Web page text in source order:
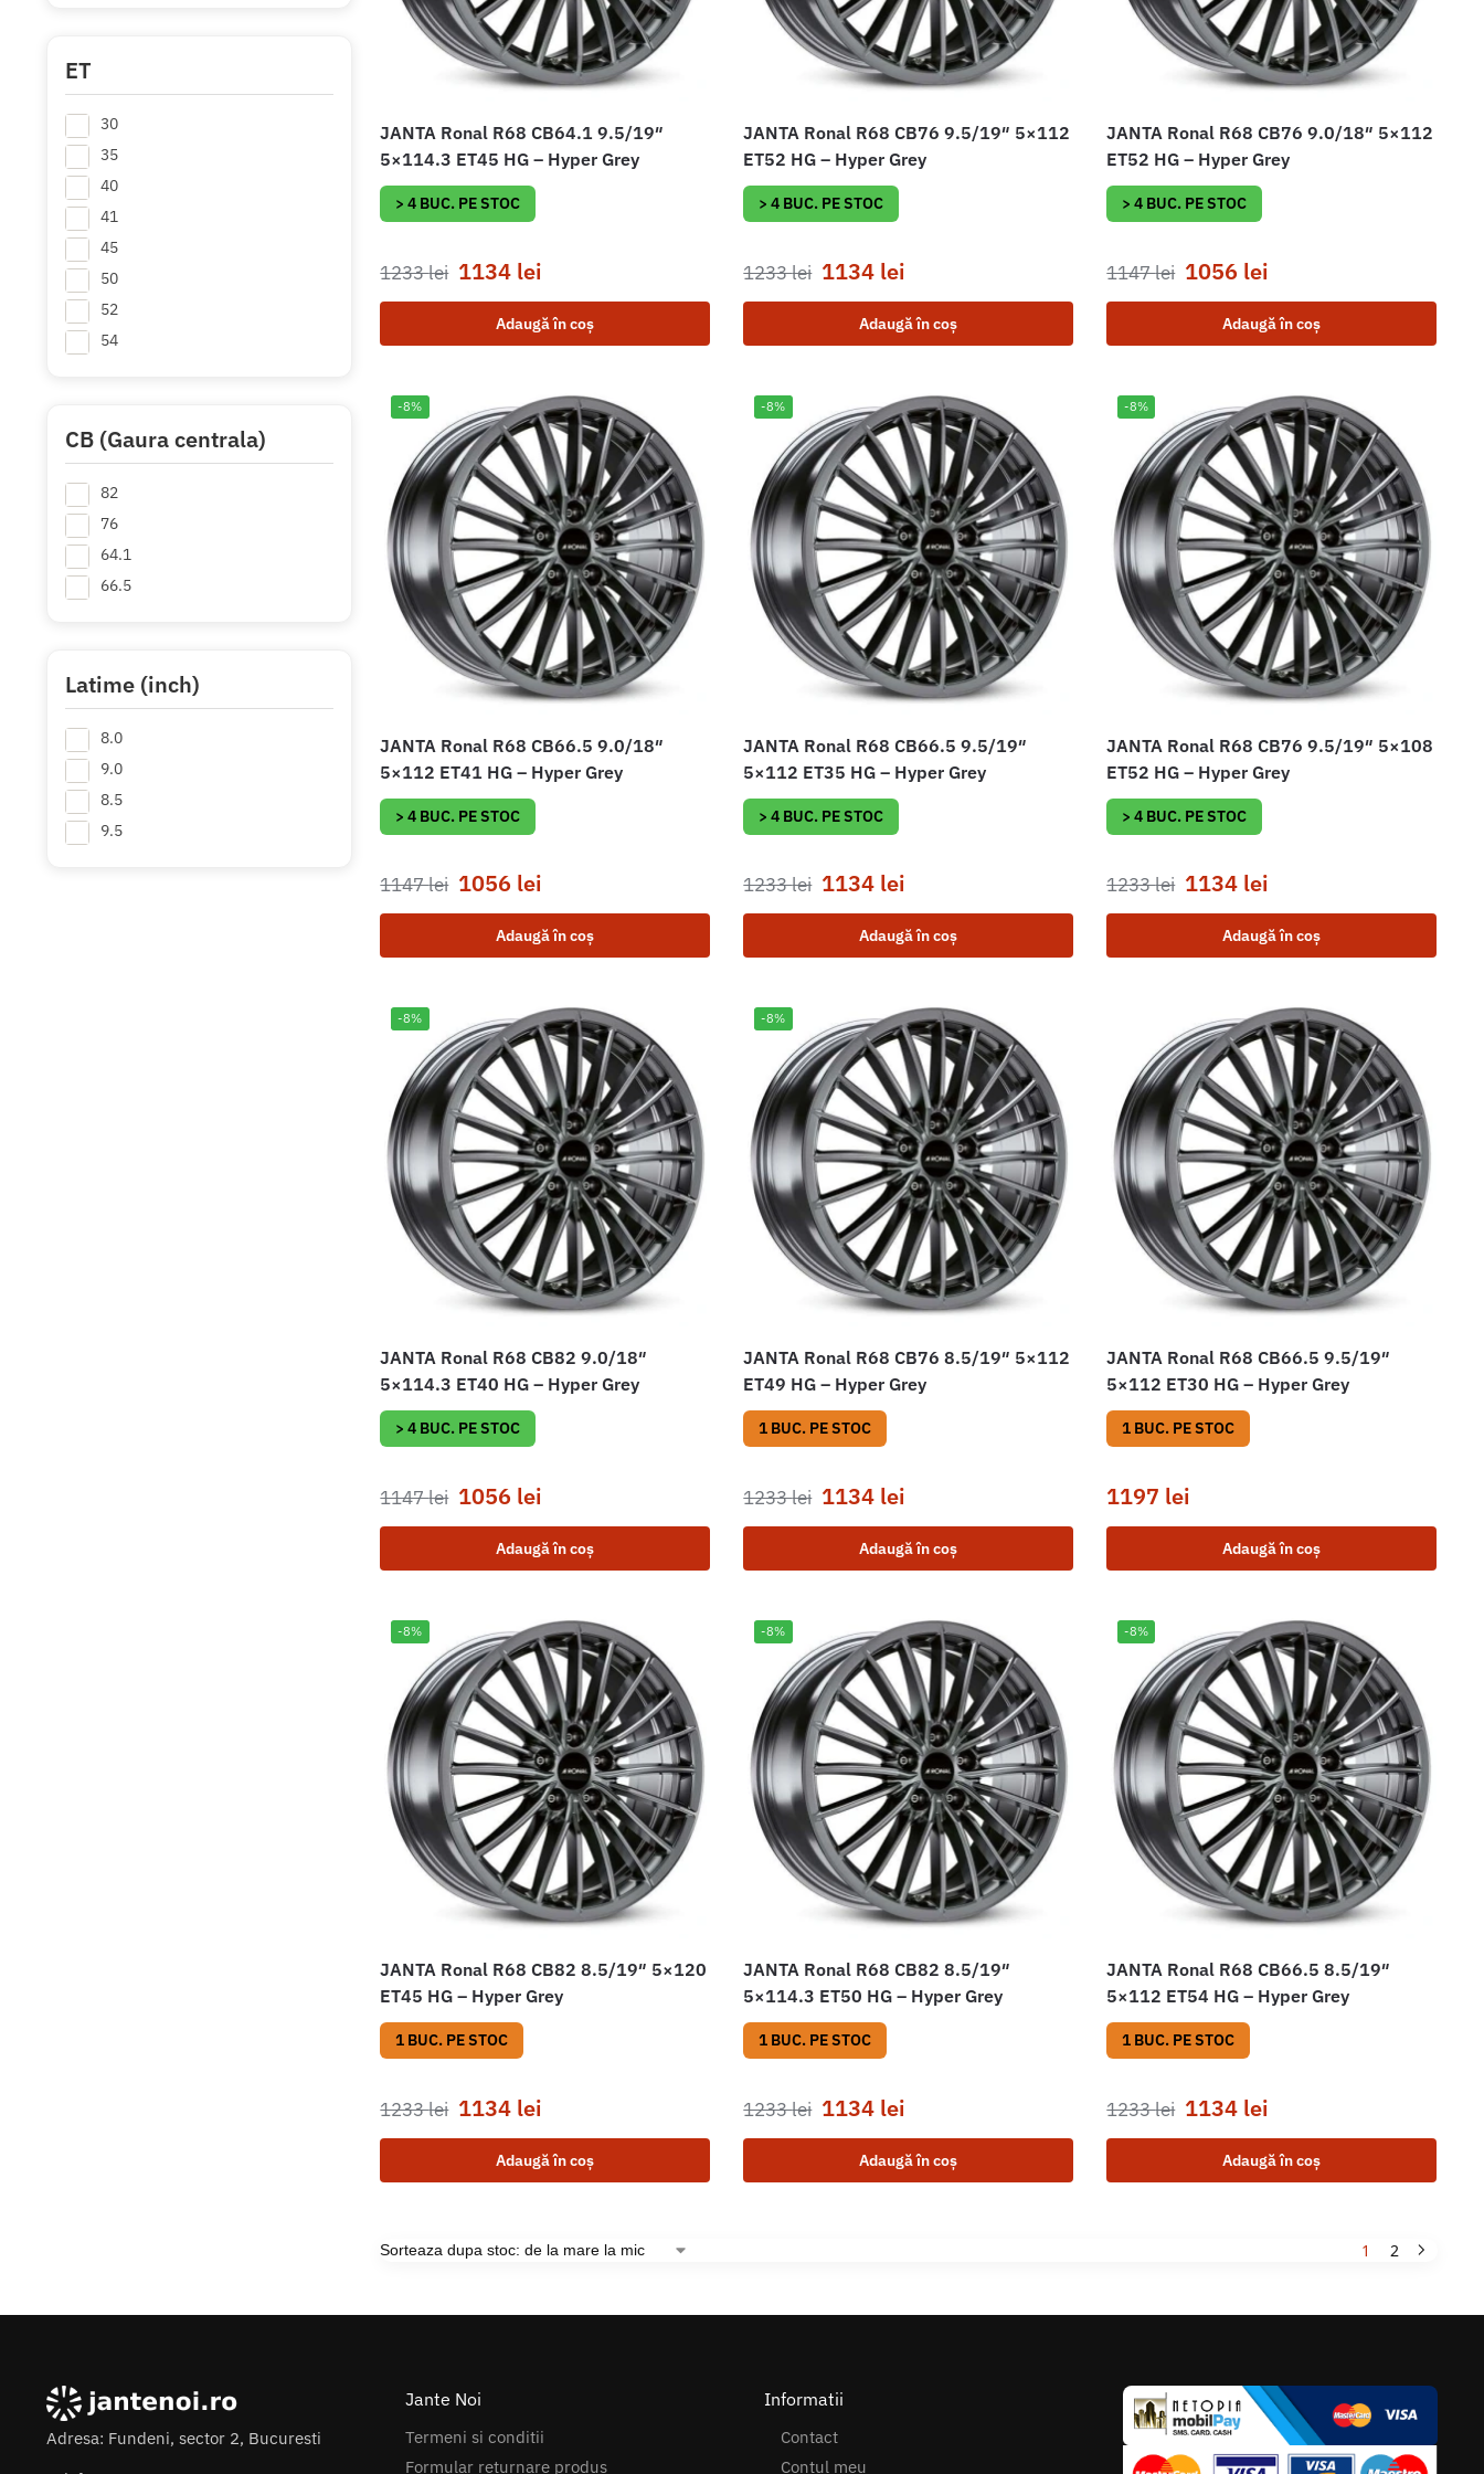
JANTA Ronal R68 CB64.1 9.5/19″
5×114.3 ET45 HG – Hyper Grey
> 4 BUC. PE STOC
1233lei 1134 lei
Adaugă în coș
JANTA Ronal R68 CB76 9.5/19″ 5×112
ET52 HG – Hyper Grey
> 4 BUC. PE STOC
1233lei 1134 lei
Adaugă în coș
JANTA Ronal R68 CB76 9.0/18″ 5×112
ET52 HG – Hyper Grey
> 4 BUC. PE STOC
1147lei 1056 lei
Adaugă în coș
-8%
JANTA Ronal R68 CB66.5 9.0/18″
5×112 ET41 HG – Hyper Grey
> 4 BUC. PE STOC
1147lei 1056 lei
Adaugă în coș
-8%
JANTA Ronal R68 CB66.5 9.5/19″
5×112 ET35 HG – Hyper Grey
> 4 BUC. PE STOC
1233lei 1134 lei
Adaugă în coș
-8%
JANTA Ronal R68 CB76 9.5/19″ 5×108
ET52 HG – Hyper Grey
> 4 BUC. PE STOC
1233lei 1134 lei
Adaugă în coș
-8%
JANTA Ronal R68 CB82 9.0/18″
5×114.3 ET40 HG – Hyper Grey
> 4 BUC. PE STOC
1147lei 1056 lei
Adaugă în coș
-8%
JANTA Ronal R68 CB76 8.5/19″ 5×112
ET49 HG – Hyper Grey
1 BUC. PE STOC
1233lei 1134 lei
Adaugă în coș
JANTA Ronal R68 CB66.5 9.5/19″
5×112 ET30 HG – Hyper Grey
1 BUC. PE STOC
1197 lei
Adaugă în coș
-8%
JANTA Ronal R68 CB82 8.5/19″ 5×120
ET45 HG – Hyper Grey
1 BUC. PE STOC
1233lei 1134 lei
Adaugă în coș
-8%
JANTA Ronal R68 CB82 8.5/19″
5×114.3 ET50 HG – Hyper Grey
1 BUC. PE STOC
1233lei 1134 lei
Adaugă în coș
-8%
JANTA Ronal R68 CB66.5 8.5/19″
5×112 ET54 HG – Hyper Grey
1 BUC. PE STOC
1233lei 1134 lei
Adaugă în coș
1 2
ET
30
35
40
41
45
50
52
54
CB (Gaura centrala)
82
76
64.1
66.5
Latime (inch)
8.0
9.0
8.5
9.5
Adresa: Fundeni, sector 2, Bucuresti
Jante Noi
Termeni si conditii
Formular returnare produs
Informatii
Contact
Contul meu